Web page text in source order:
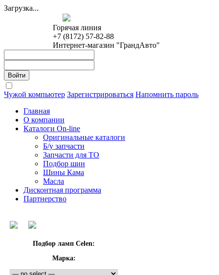
Загрузка...
Горячая линия
+7 (8172) 57-82-88
Интернет-магазин "ГрандАвто"
Чужой компьютер Зарегистрироваться Напомнить пароль
Главная
О компании
Каталоги On-line
Оригинальные каталоги
Б/у запчасти
Запчасти для ТО
Подбор шин
Шины Кама
Масла
Дисконтная программа
Партнерство
Подбор ламп Celen:
Марка: